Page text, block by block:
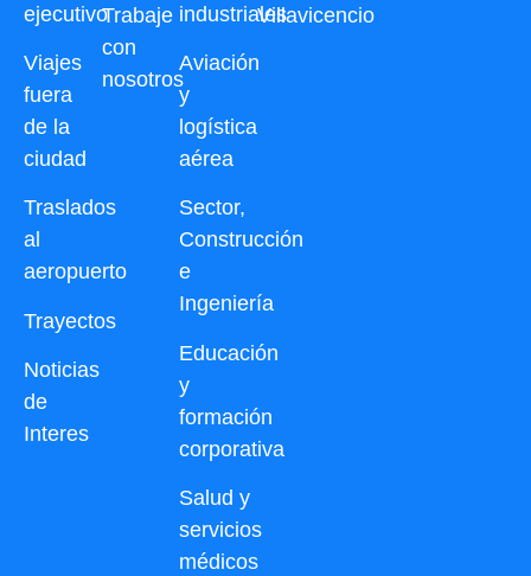
ejecutivo
Viajes
fuera
de la
ciudad
Traslados
al
aeropuerto
Trayectos
Noticias
de
Interes
industriales
Aviación
y
logística
aérea
Sector,
Construcción
e
Ingeniería
Educación
y
formación
corporativa
Salud y
servicios
médicos
Villavicencio
Trabaje
con
nosotros